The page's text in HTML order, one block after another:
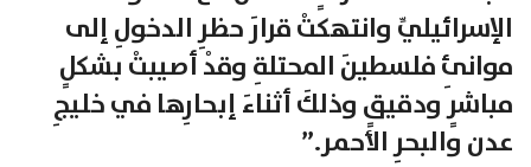
الإسرائيليِّ وانتهكتْ قرارَ حظرِ الدخولِ إلى
موانئِ فلسطينَ المحتلةِ وقدْ أصيبتْ بشكلٍ
مباشرٍ ودقيقٍ وذلكَ أثناءَ إبحارِها في خليجِ
عدن والبحرِ الأحمر.”